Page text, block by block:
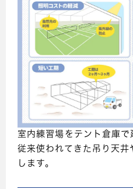
室内練習場をテント倉庫で
従来使われてきた吊り天
します。